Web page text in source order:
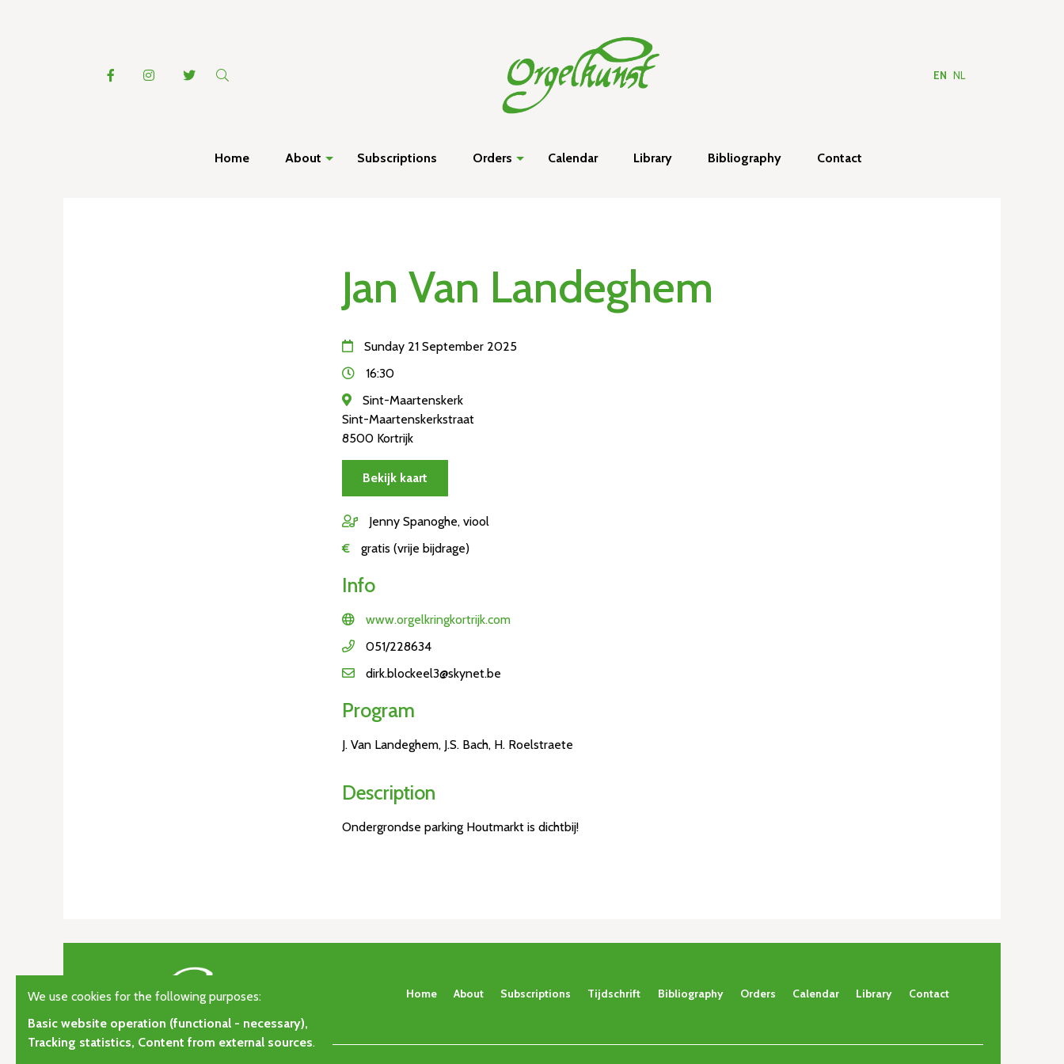
EN NL
Home About Subscriptions Orders Calendar Library Bibliography Contact
Jan Van Landeghem
Sunday 21 September 2025
16:30
Sint-Maartenskerk
Sint-Maartenskerkstraat
8500 Kortrijk
Bekijk kaart
Jenny Spanoghe, viool
€
gratis (vrije bijdrage)
Info
www.orgelkringkortrijk.com
051/228634
dirk.blockeel3@skynet.be
Program
J. Van Landeghem, J.S. Bach, H. Roelstraete
Description
Ondergrondse parking Houtmarkt is dichtbij!
Home About Subscriptions Tijdschrift Bibliography Orders Calendar Library Contact
We use cookies for the following purposes:
Basic website operation (functional - necessary),
Tracking statistics, Content from external sources.